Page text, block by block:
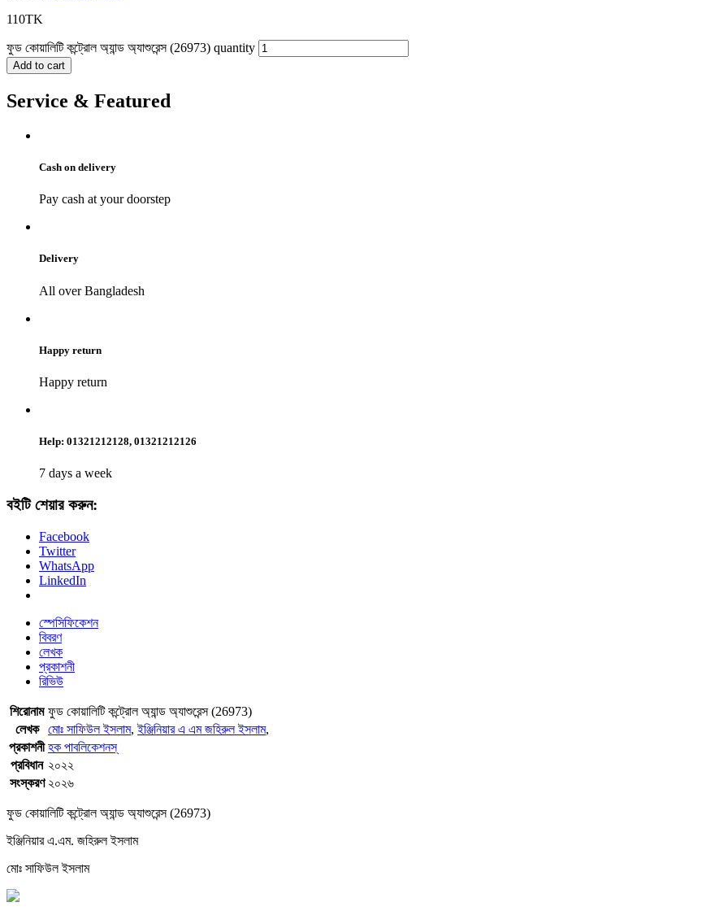
110TK
ফুড কোয়ালিটি কন্ট্রোল অ্যান্ড অ্যাশুরেন্স (26973) quantity
Add to cart
Service & Featured
Cash on delivery
Pay cash at your doorstep
Delivery
All over Bangladesh
Happy return
Happy return
Help: 01321212128, 01321212126
7 days a week
বইটি শেয়ার করুন:
Facebook
Twitter
WhatsApp
LinkedIn
স্পেসিফিকেশন
বিবরণ
লেখক
প্রকাশনী
রিভিউ
শিরোনাম ফুড কোয়ালিটি কন্ট্রোল অ্যান্ড অ্যাশুরেন্স (26973)
লেখক
মোঃ সাফিউল ইসলাম,ইঞ্জিনিয়ার এ এম জহিরুল ইসলাম,
প্রকাশনী হক পাবলিকেশনস্
প্রবিধান ২০২২
সংস্করণ ২০২৬
ফুড কোয়ালিটি কন্ট্রোল অ্যান্ড অ্যাশুরেন্স (26973)
ইঞ্জিনিয়ার এ.এম. জহিরুল ইসলাম
মোঃ সাফিউল ইসলাম